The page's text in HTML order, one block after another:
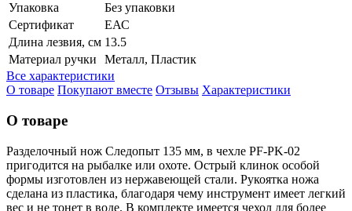
Упаковка
Без упаковки
Сертификат
ЕАС
Длина лезвия, см 13.5
Материал ручки
Металл, Пластик
Все характеристики
О товаре Покупают вместе Отзывы Характеристики
О товаре
Разделочный нож Следопыт 135 мм, в чехле PF-PK-02
пригодится на рыбалке или охоте. Острый клинок особой
формы изготовлен из нержавеющей стали. Рукоятка ножа
сделана из пластика, благодаря чему инструмент имеет легкий
вес и не тонет в воде. В комплекте имеется чехол для более